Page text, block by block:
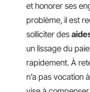
et honorer ses
problème, il est
solliciter des
un lissage du
rapidement. À
n’a pas vocation